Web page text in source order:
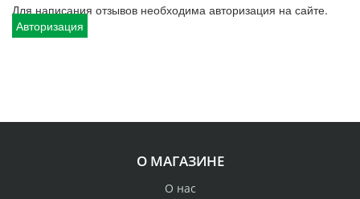
Для написания отзывов необходима авторизация на сайте.
Авторизация
О МАГАЗИНЕ
О нас